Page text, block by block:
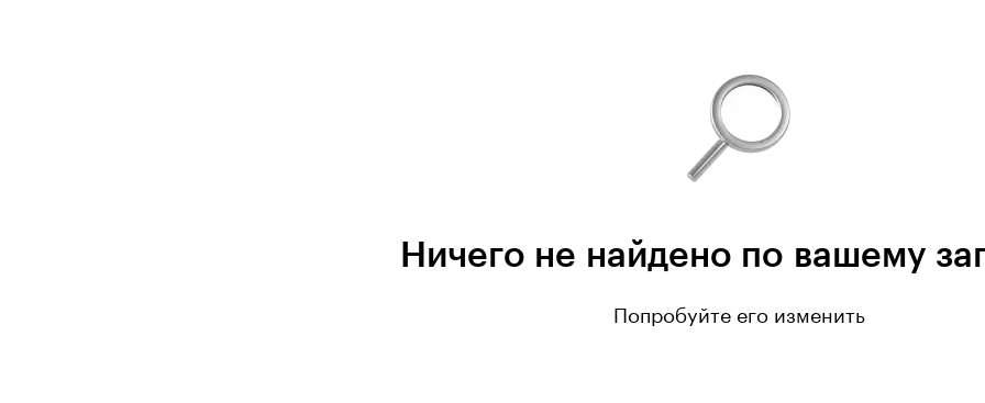
Ничего не найдено по вашему
Попробуйте его изменить